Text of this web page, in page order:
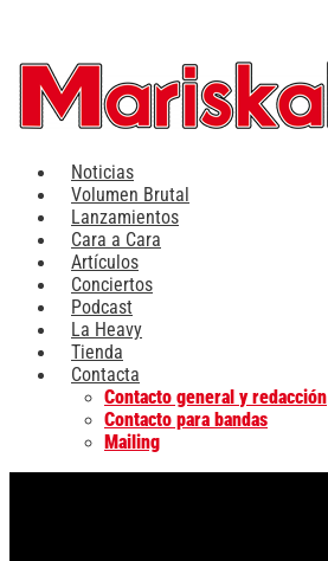
contenido
Noticias
Volumen Brutal
Lanzamientos
Cara a Cara
Artículos
Conciertos
Podcast
La Heavy
Tienda
Contacta
Contacto general y redacción
Contacto para bandas
Mailing